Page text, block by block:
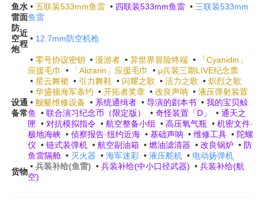
鱼
雷
水
面
• 五联装533mm鱼雷 • 四联装533mm鱼雷 • 三联装533mm
鱼雷
防
空
炮
近
程
• 12.7mm防空机枪
设
备
通
常
• 零号协议密钥 • 漫游者 • 异世界冒险终端 •
「Cyanidin」
应援毛巾
• 「Alizarin」应援毛巾 • μ兵装三期LIVE纪念票
• 星云舞裙 • 引力舞鞋 • 闪耀之歌 • 活力之歌 • 炽烈之歌
• 华盛顿海军条约 • 开拓者奖章 • 改良声呐 • 液压弹射装置
• 舰艇维修设备 • 系统通缉者 • 导演的剧本书 • 我的宝贝鲸
鱼
• 联合演习纪念币（限定版） • 奇怪装置「D」 • 通天之
匣 • 对抗模拟指令 • 航空整备小组 • 高压氧气瓶 • 机密文件·
极地海峡 • 侦察报告·纽约近海 • 基础声呐 • 维修工具 • 陀螺
仪 • 链式装弹机 • 航空副油箱 • 燃油滤清器 • 改良锅炉 • 防
鱼雷隔舱 • 灭火器 • 海军迷彩 • 液压舵机 • 电动扬弹机
货物
• 兵装补给(鱼雷) • 兵装补给(中小口径武器) • 兵装补给(航
空)